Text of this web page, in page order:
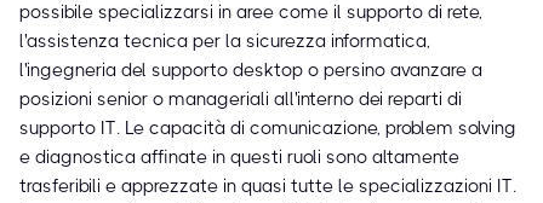
possibile specializzarsi in aree come il supporto di rete,
l'assistenza tecnica per la sicurezza informatica,
l'ingegneria del supporto desktop o persino avanzare a
posizioni senior o manageriali all'interno dei reparti di
supporto IT. Le capacità di comunicazione, problem solving
e diagnostica affinate in questi ruoli sono altamente
trasferibili e apprezzate in quasi tutte le specializzazioni IT.